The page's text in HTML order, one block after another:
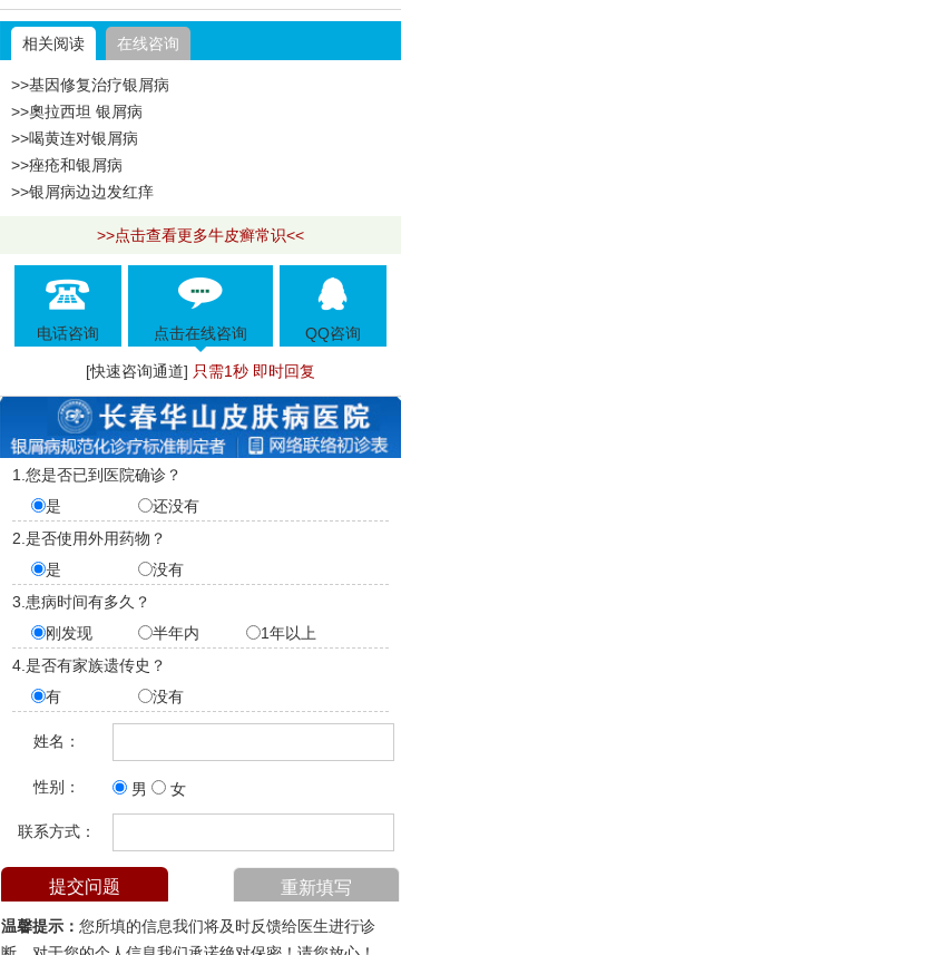
相关阅读 在线咨询
>>基因修复治疗银屑病
>>奧拉西坦 银屑病
>>喝黄连对银屑病
>>痤疮和银屑病
>>银屑病边边发红痒
>>点击查看更多牛皮癣常识<<
电话咨询 点击在线咨询 QQ咨询
[快速咨询通道] 只需1秒 即时回复
1.您是否已到医院确诊？
是
还没有
2.是否使用外用药物？
是
没有
3.患病时间有多久？
刚发现
半年内
1年以上
4.是否有家族遗传史？
有
没有
姓名：
性别： 男 女
联系方式：
温馨提示： 您所填的信息我们将及时反馈给医生进行诊